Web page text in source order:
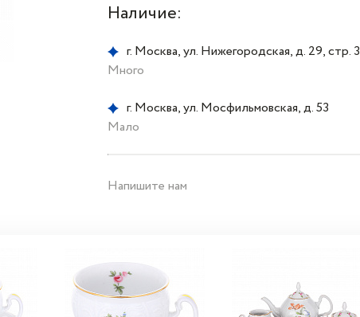
Наличие:
г. Москва, ул. Нижегородская, д. 29, стр. 3
Много
г. Москва, ул. Мосфильмовская, д. 53
Мало
Напишите нам